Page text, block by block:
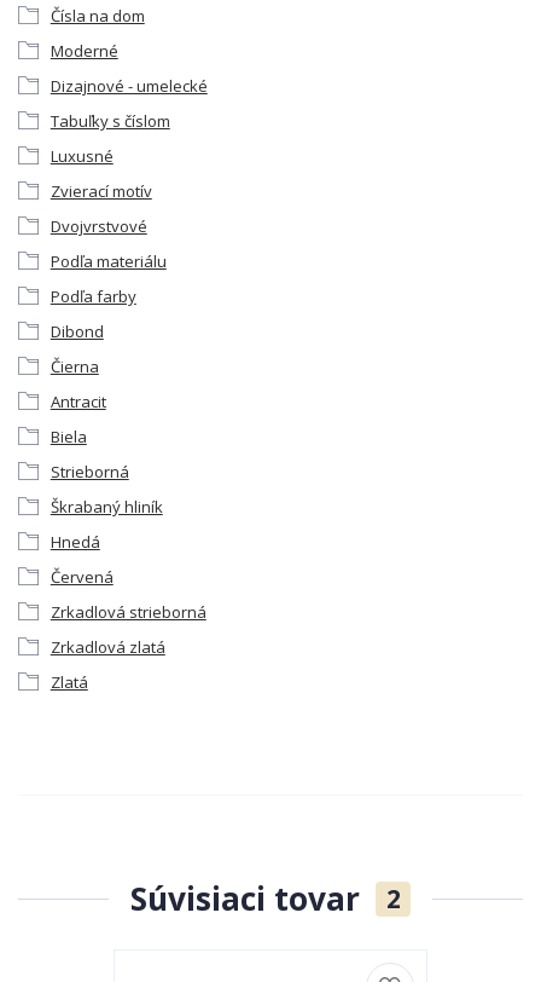
Čísla na dom
Moderné
Dizajnové - umelecké
Tabuľky s číslom
Luxusné
Zvierací motív
Dvojvrstvové
Podľa materiálu
Podľa farby
Dibond
Čierna
Antracit
Biela
Strieborná
Škrabaný hliník
Hnedá
Červená
Zrkadlová strieborná
Zrkadlová zlatá
Zlatá
Súvisiaci tovar 2